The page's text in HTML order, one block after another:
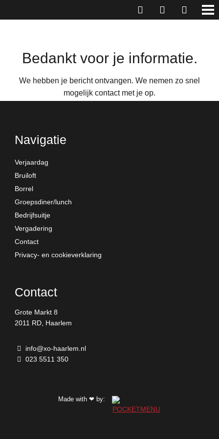
Bedankt voor je informatie.
We hebben je bericht ontvangen. We nemen zo snel
mogelijk contact met je op.
Navigatie
Verjaardag
Bruiloft
Borrel
Groepsdiner/lunch
Bedrijfsuitje
Vergadering
Contact
Privacy- en cookieverklaring
Contact
Grote Markt 8
2011 RD, Haarlem
info@xo-haarlem.nl
023 5511 350
Made with ❤ by: